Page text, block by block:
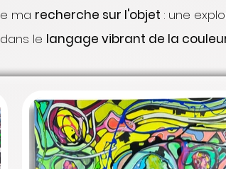
ma recherche sur l'objet : une
le langage vibrant de la